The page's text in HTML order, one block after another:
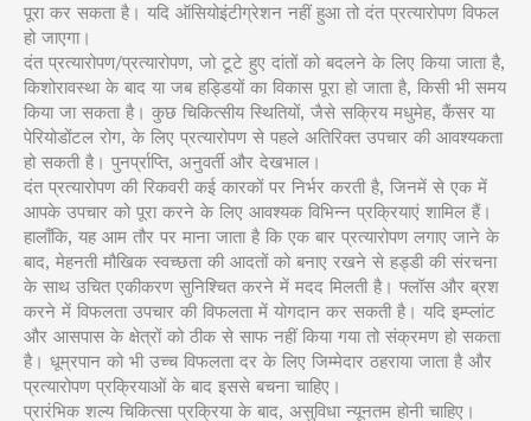
पूरा कर सकता है। यदि ऑसियोइंटीग्रेशन नहीं हुआ तो दंत प्रत्यारोपण विफल
हो जाएगा।
दंत प्रत्यारोपण/प्रत्यारोपण, जो टूटे हुए दांतों को बदलने के लिए किया जाता है,
किशोरावस्था के बाद या जब हड्डियों का विकास पूरा हो जाता है, किसी भी समय
किया जा सकता है। कुछ चिकित्सीय स्थितियों, जैसे सक्रिय मधुमेह, कैंसर या
पेरियोडोंटल रोग, के लिए प्रत्यारोपण से पहले अतिरिक्त उपचार की आवश्यकता
हो सकती है। पुनर्प्राप्ति, अनुवर्ती और देखभाल।
दंत प्रत्यारोपण की रिकवरी कई कारकों पर निर्भर करती है, जिनमें से एक में
आपके उपचार को पूरा करने के लिए आवश्यक विभिन्न प्रक्रियाएं शामिल हैं।
हालाँकि, यह आम तौर पर माना जाता है कि एक बार प्रत्यारोपण लगाए जाने के
बाद, मेहनती मौखिक स्वच्छता की आदतों को बनाए रखने से हड्डी की संरचना
के साथ उचित एकीकरण सुनिश्चित करने में मदद मिलती है। फ्लॉस और ब्रश
करने में विफलता उपचार की विफलता में योगदान कर सकती है। यदि इम्प्लांट
और आसपास के क्षेत्रों को ठीक से साफ नहीं किया गया तो संक्रमण हो सकता
है। धूम्रपान को भी उच्च विफलता दर के लिए जिम्मेदार ठहराया जाता है और
प्रत्यारोपण प्रक्रियाओं के बाद इससे बचना चाहिए।
प्रारंभिक शल्य चिकित्सा प्रक्रिया के बाद, असुविधा न्यूनतम होनी चाहिए।